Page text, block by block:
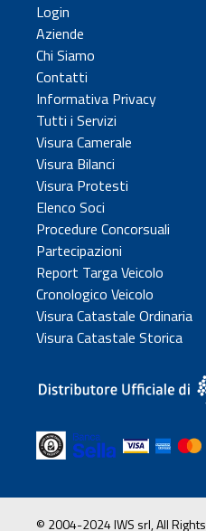
Login
Aziende
Chi Siamo
Contatti
Informativa Privacy
Tutti i Servizi
Visura Camerale
Visura Bilanci
Visura Protesti
Elenco Soci
Procedure Concorsuali
Partecipazioni
Report Targa Veicolo
Cronologico Veicolo
Visura Catastale Ordinaria
Visura Catastale Storica
© 2004-2024 IWS srl, All Rights